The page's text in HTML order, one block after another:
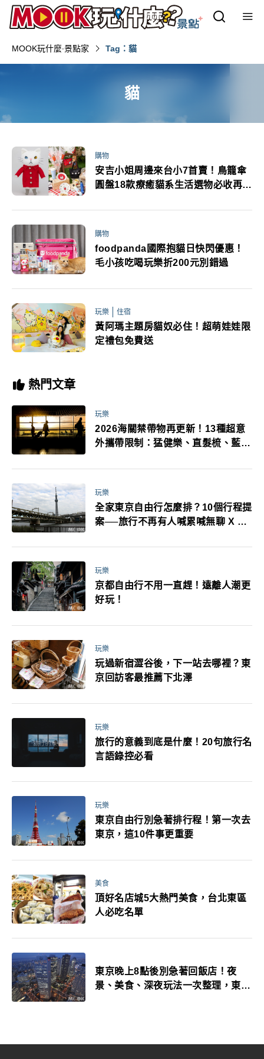
MOOK玩什麼‧景點家 Tag：貓
貓
購物
安吉小姐周邊來台小7首賣！鳥籠傘
圓盤18款療癒貓系生活選物必收再抽
購物
foodpanda國際抱貓日快閃優惠！
毛小孩吃喝玩樂折200元別錯過
玩樂 住宿
黃阿瑪主題房貓奴必住！超萌娃娃限
定禮包免費送
熱門文章
玩樂
2026海關禁帶物再更新！13種超意
外攜帶限制：猛健樂、直髮梳、藍牙
萬！注意事項一次看！
玩樂
全家東京自由行怎麼排？10個行程提
案──旅行不再有人喊累喊無聊 X 爸
玩樂
京都自由行不用一直趕！遠離人潮更
好玩！
玩樂
玩過新宿澀谷後，下一站去哪裡？東
京回訪客最推薦下北澤
玩樂
旅行的意義到底是什麼！20句旅行名
言語錄控必看
玩樂
東京自由行別急著排行程！第一次去
東京，這10件事更重要
美食
頂好名店城5大熱門美食，台北東區
人必吃名單
東京晚上8點後別急著回飯店！夜
景、美食、深夜玩法一次整理，東京